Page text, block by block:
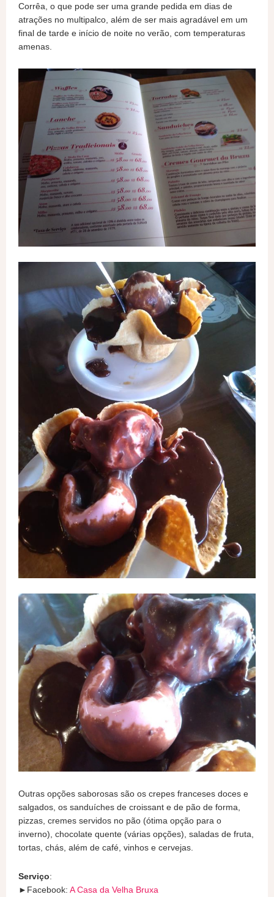
Corrêa, o que pode ser uma grande pedida em dias de
atrações no multipalco, além de ser mais agradável em um
final de tarde e início de noite no verão, com temperaturas
amenas.
Outras opções saborosas são os crepes franceses doces e
salgados, os sanduíches de croissant e de pão de forma,
pizzas, cremes servidos no pão (ótima opção para o
inverno), chocolate quente (várias opções), saladas de fruta,
tortas, chás, além de café, vinhos e cervejas.
Serviço:
►Facebook: A Casa da Velha Bruxa